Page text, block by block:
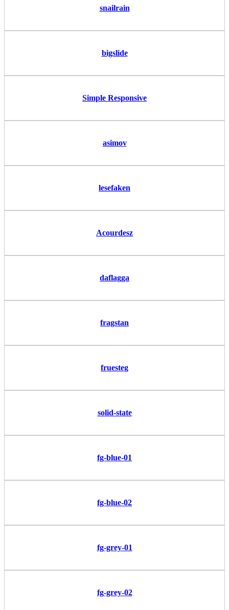
snailrain
bigslide
Simple Responsive
asimov
lesefaken
Acourdesz
daflagga
fragstan
fruesteg
solid-state
fg-blue-01
fg-blue-02
fg-grey-01
fg-grey-02